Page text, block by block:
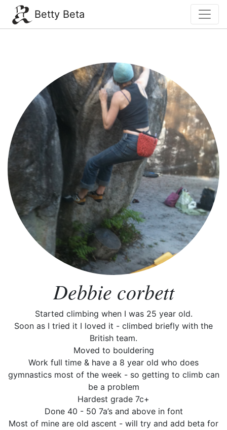
Betty Beta
Debbie corbett
Started climbing when I was 25 year old.
Soon as I tried it I loved it - climbed briefly with the
British team.
Moved to bouldering
Work full time & have a 8 year old who does
gymnastics most of the week - so getting to climb can
be a problem
Hardest grade 7c+
Done 40 - 50 7a’s and above in font
Most of mine are old ascent - will try and add beta for